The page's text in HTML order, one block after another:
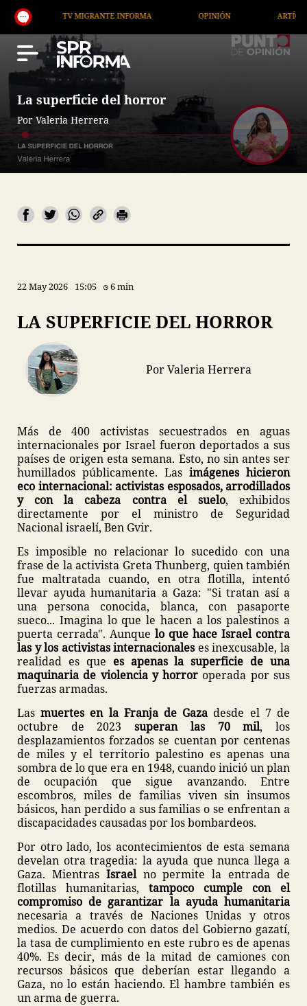
TV MIGRANTE INFORMA ARTÍCULOS
La superficie del horror
Por Valeria Herrera
22 May 2026 15:05 6 min
LA SUPERFICIE DEL HORROR
Por Valeria Herrera
Más de 400 activistas secuestrados en aguas
internacionales por Israel fueron deportados a sus
países de origen esta semana. Esto, no sin antes ser
humillados públicamente. Las imágenes hicieron
eco internacional: activistas esposados, arrodillados
y con la cabeza contra el suelo, exhibidos
directamente por el ministro de Seguridad
Nacional israelí, Ben Gvir.
Es imposible no relacionar lo sucedido con una
frase de la activista Greta Thunberg, quien también
fue maltratada cuando, en otra flotilla, intentó
llevar ayuda humanitaria a Gaza: "Si tratan así a
una persona conocida, blanca, con pasaporte
sueco... Imagina lo que le hacen a los palestinos a
puerta cerrada". Aunque lo que hace Israel contra
las y los activistas internacionaleses inexcusable, la
realidad es que es apenas la superficie de una
maquinaria de violencia y horror operada por sus
fuerzas armadas.
Lasmuertes en la Franja de Gazadesde el 7 de
octubre de 2023superan las 70 mil, los
desplazamientos forzados se cuentan por centenas
de miles y el territorio palestino es apenas una
sombra de lo que era en 1948, cuando inició un plan
de ocupación que sigue avanzando. Entre
escombros, miles de familias viven sin insumos
básicos, han perdido a sus familias o se enfrentan a
discapacidades causadas por los bombardeos.
Por otro lado, los acontecimientos de esta semana
develan otra tragedia: la ayuda que nunca llega a
Gaza. Mientras Israel no permite la entrada de
flotillas humanitarias, tampoco cumple con el
compromiso de garantizar la ayuda humanitaria
necesaria a través de Naciones Unidas y otros
medios. De acuerdo con datos del Gobierno gazatí,
la tasa de cumplimiento en este rubro es de apenas
40%. Es decir, más de la mitad de camiones con
recursos básicos que deberían estar llegando a
Gaza, no lo están haciendo. El hambre también es
un arma de guerra.